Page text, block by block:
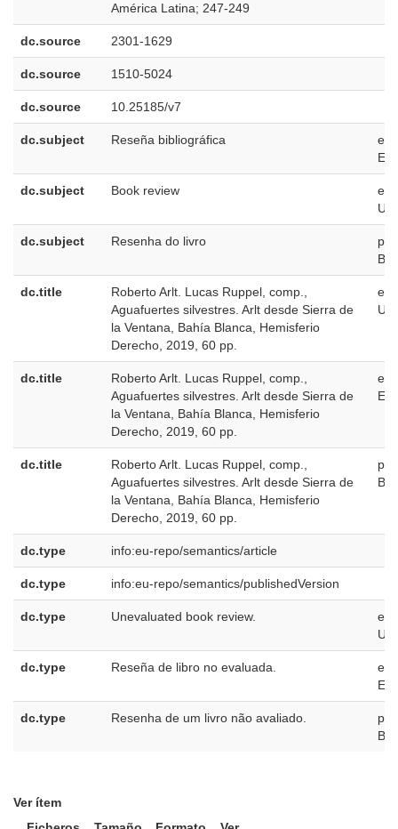
América Latina; 247-249
dc.source 2301-1629
dc.source 1510-5024
dc.source 10.25185/v7
dc.subject Reseña bibliográfica
es-
ES
dc.subject Book review
en-
US
dc.subject Resenha do livro
pt-
BR
dc.title
Roberto Arlt. Lucas Ruppel, comp.,
Aguafuertes silvestres. Arlt desde Sierra de
la Ventana, Bahía Blanca, Hemisferio
Derecho, 2019, 60 pp.
en-
US
dc.title
Roberto Arlt. Lucas Ruppel, comp.,
Aguafuertes silvestres. Arlt desde Sierra de
la Ventana, Bahía Blanca, Hemisferio
Derecho, 2019, 60 pp.
es-
ES
dc.title
Roberto Arlt. Lucas Ruppel, comp.,
Aguafuertes silvestres. Arlt desde Sierra de
la Ventana, Bahía Blanca, Hemisferio
Derecho, 2019, 60 pp.
pt-
BR
dc.type info:eu-repo/semantics/article
dc.type info:eu-repo/semantics/publishedVersion
dc.type Unevaluated book review.
en-
US
dc.type Reseña de libro no evaluada.
es-
ES
dc.type Resenha de um livro não avaliado.
pt-
BR
Ver ítem